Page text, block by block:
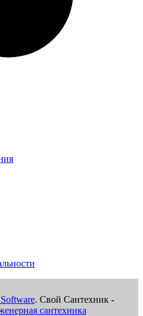
. Свой Сантехник -
сантехника